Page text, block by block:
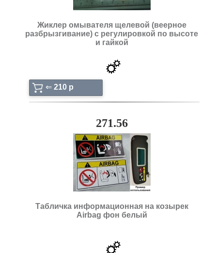
Жиклер омывателя щелевой (веерное
разбрызгивание) с регулировкой по высоте
и гайкой
⇐ 210 p
271.56
Табличка информационная на козырек
Airbag фон белый